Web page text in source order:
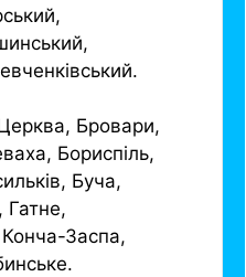
Бровари,
Бориспіль,
Буча,
Гатне,
Конча-Заспа,